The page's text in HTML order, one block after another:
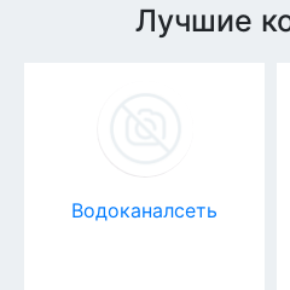
Лучшие
Водоканалсеть